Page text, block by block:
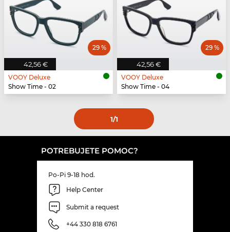
42,56 €
29 %
VOOY Deluxe
Show Time - 02
42,56 €
29 %
VOOY Deluxe
Show Time - 04
1/1
POTREBUJETE POMOC?
Po-Pi 9-18 hod.
Help Center
Submit a request
+44 330 818 6761